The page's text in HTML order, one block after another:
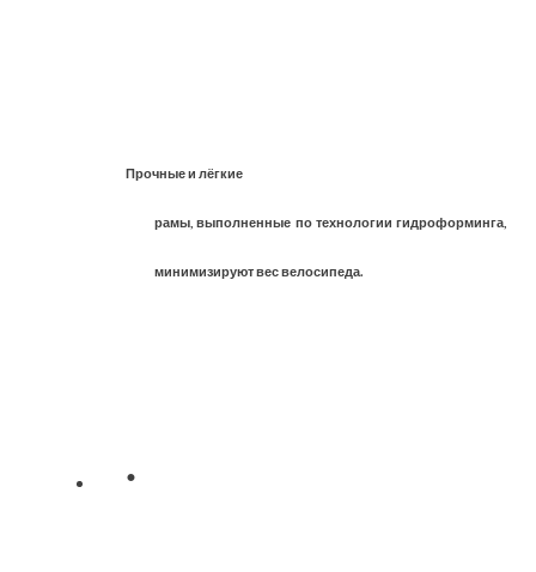
Прочные и лёгкие
рамы, выполненные по технологии гидроформинга,
минимизируют вес велосипеда.
·